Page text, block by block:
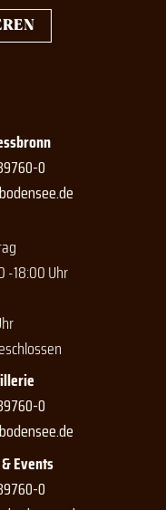
0
-18:00 Uhr
0
Events
0